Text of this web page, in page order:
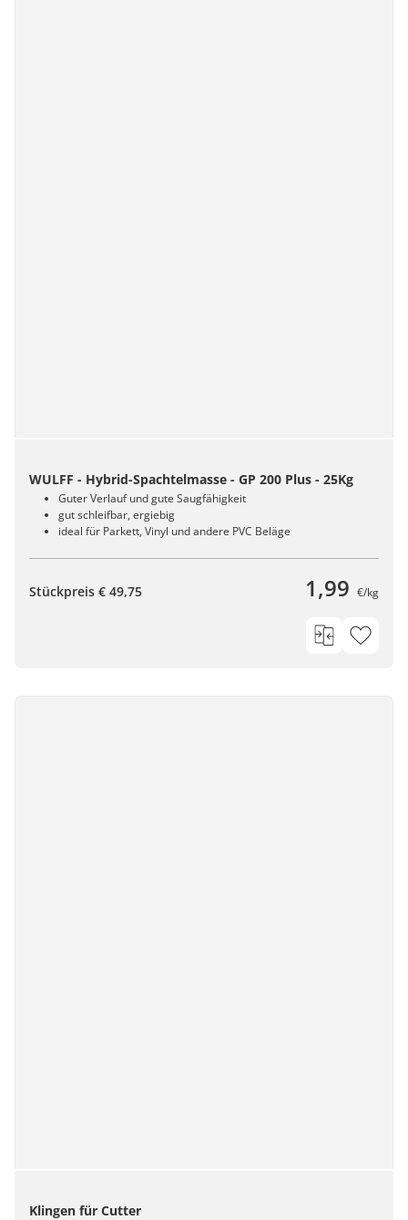
WULFF - Hybrid-Spachtelmasse - GP 200 Plus - 25Kg
Guter Verlauf und gute Saugfähigkeit
gut schleifbar, ergiebig
ideal für Parkett, Vinyl und andere PVC Beläge
Stückpreis € 49,75 1,99 €/kg
Klingen für Cutter